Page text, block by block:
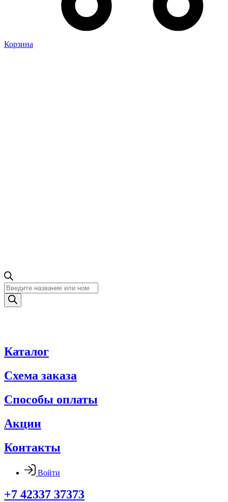
Корзина
Поиск
товаров
Каталог
Схема заказа
Способы оплаты
Акции
Контакты
Войти
+7 42337 37373